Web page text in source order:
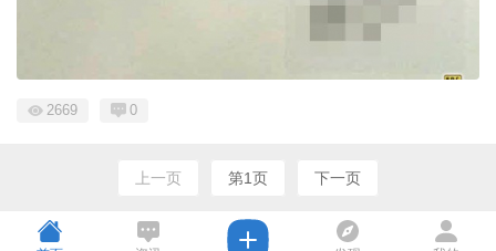
2669 0
上一页 第1页 下一页